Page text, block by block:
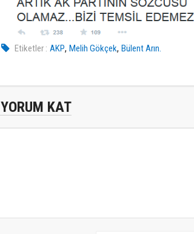
Etiketler : AKP,Melih Gökçek,Bülent Arın.
YORUM KAT